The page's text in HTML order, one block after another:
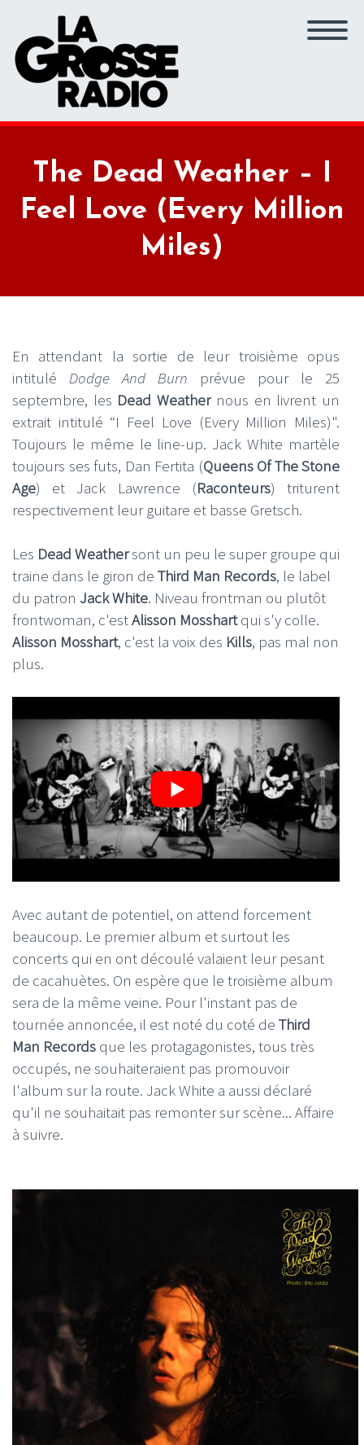
The Dead Weather – I
Feel Love (Every Million
Miles)
En attendant la sortie de leur troisième opus
intitulé Dodge And Burn prévue pour le 25
septembre, les Dead Weathernous en livrent un
extrait intitulé “I Feel Love (Every Million Miles)".
Toujours le même le line-up. Jack White martèle
toujours ses futs, Dan Fertita (Queens Of The Stone
Age) et Jack Lawrence (Raconteurs) triturent
respectivement leur guitare et basse Gretsch.
Les Dead Weathersont un peu le super groupe qui
traine dans le giron de Third Man Records, le label
du patron Jack White. Niveau frontman ou plutôt
frontwoman, c'estAlisson Mosshartqui s'y colle.
Alisson Mosshart, c'est la voix des Kills, pas mal non
plus.
Avec autant de potentiel, on attend forcement
beaucoup. Le premier album et surtout les
concerts qui en ont découlé valaient leur pesant
de cacahuètes. On espère que le troisième album
sera de la même veine. Pour l'instant pas de
tournée annoncée, il est noté du coté de Third
Man Records que les protagagonistes, tous très
occupés, ne souhaiteraient pas promouvoir
l'album sur la route. Jack White a aussi déclaré
qu'il ne souhaitait pas remonter sur scène... Affaire
à suivre.